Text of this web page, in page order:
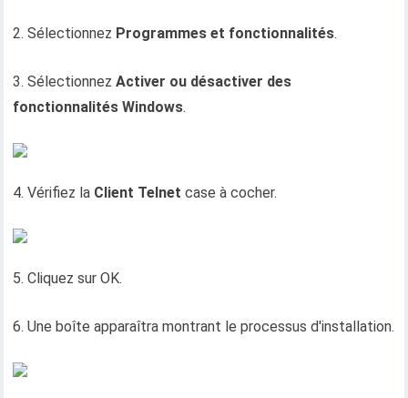
2. Sélectionnez Programmes et fonctionnalités.
3. SélectionnezActiver ou désactiver des
fonctionnalités Windows.
4. Vérifiez la Client Telnet case à cocher.
5. Cliquez sur OK.
6. Une boîte apparaîtra montrant le processus d'installation.